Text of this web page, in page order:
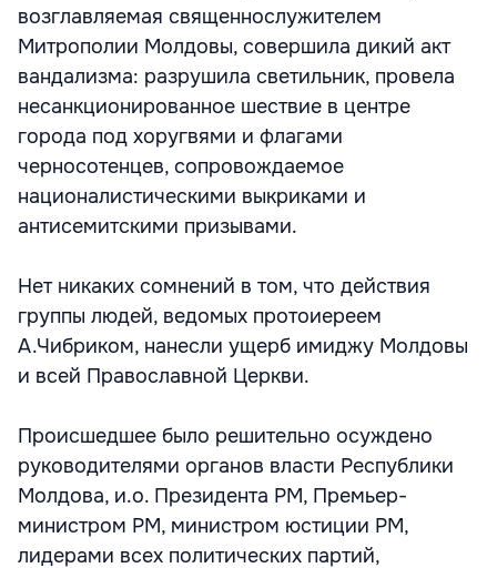
возглавляемая священнослужителем
Митрополии Молдовы, совершила дикий акт
вандализма: разрушила светильник, провела
несанкционированное шествие в центре
города под хоругвями и флагами
черносотенцев, сопровождаемое
националистическими выкриками и
антисемитскими призывами.
Нет никаких сомнений в том, что действия
группы людей, ведомых протоиереем
А.Чибриком, нанесли ущерб имиджу Молдовы
и всей Православной Церкви.
Происшедшее было решительно осуждено
руководителями органов власти Республики
Молдова, и.о. Президента РМ, Премьер-
министром РМ, министром юстиции РМ,
лидерами всех политических партий,